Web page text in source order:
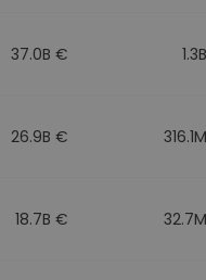
37.0B €
26.9B €
18.7B €